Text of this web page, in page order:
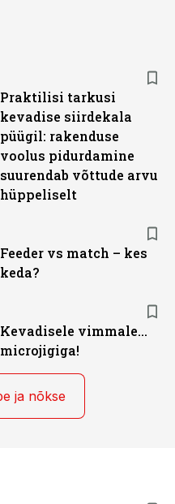
Praktilisi tarkusi
kevadise siirdekala
püügil: rakenduse
voolus pidurdamine
suurendab võttude arvu
hüppeliselt
Feeder vs match – kes
keda?
Kevadisele vimmale...
microjigiga!
ja nõkse